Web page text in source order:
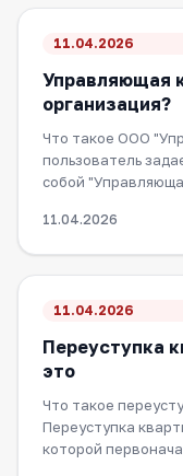
11.04.2026
Управляющая
организация?
Что такое ООО
пользователь
собой
11.04.2026
11.04.2026
Переуступка
это
Что такое
Переуступка
которой